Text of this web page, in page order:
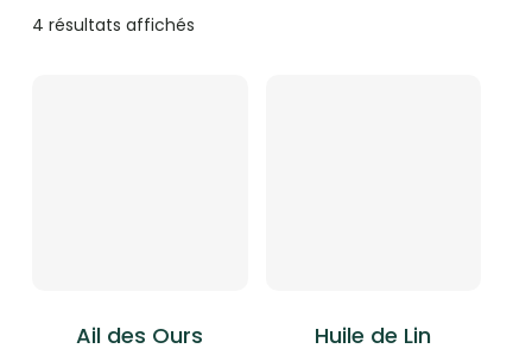
4 résultats affichés
Ail des Ours
Huile de Lin